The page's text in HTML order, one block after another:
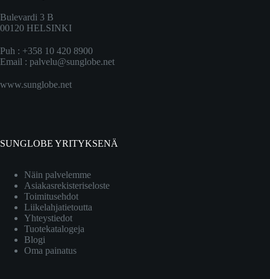
Bulevardi 3 B
00120 HELSINKI
Puh : +358 10 420 8900
Email : palvelu@sunglobe.net
www.sunglobe.net
SUNGLOBE YRITYKSENÄ
Näin palvelemme
Asiakasrekisteriseloste
Toimitusehdot
Liikelahjatietoutta
Yhteystiedot
Tuotekatalogeja
Blogi
Oma painatus